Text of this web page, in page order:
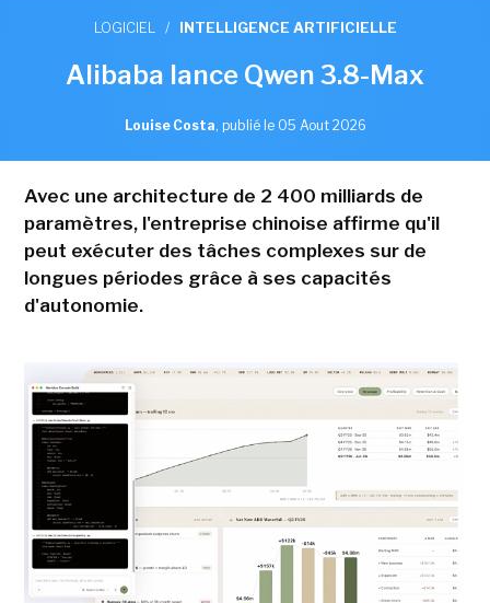
LOGICIEL / INTELLIGENCE ARTIFICIELLE
Alibaba lance Qwen 3.8-Max
Louise Costa, publié le 05 Aout 2026
Avec une architecture de 2 400 milliards de
paramètres, l'entreprise chinoise affirme qu'il
peut exécuter des tâches complexes sur de
longues périodes grâce à ses capacités
d'autonomie.